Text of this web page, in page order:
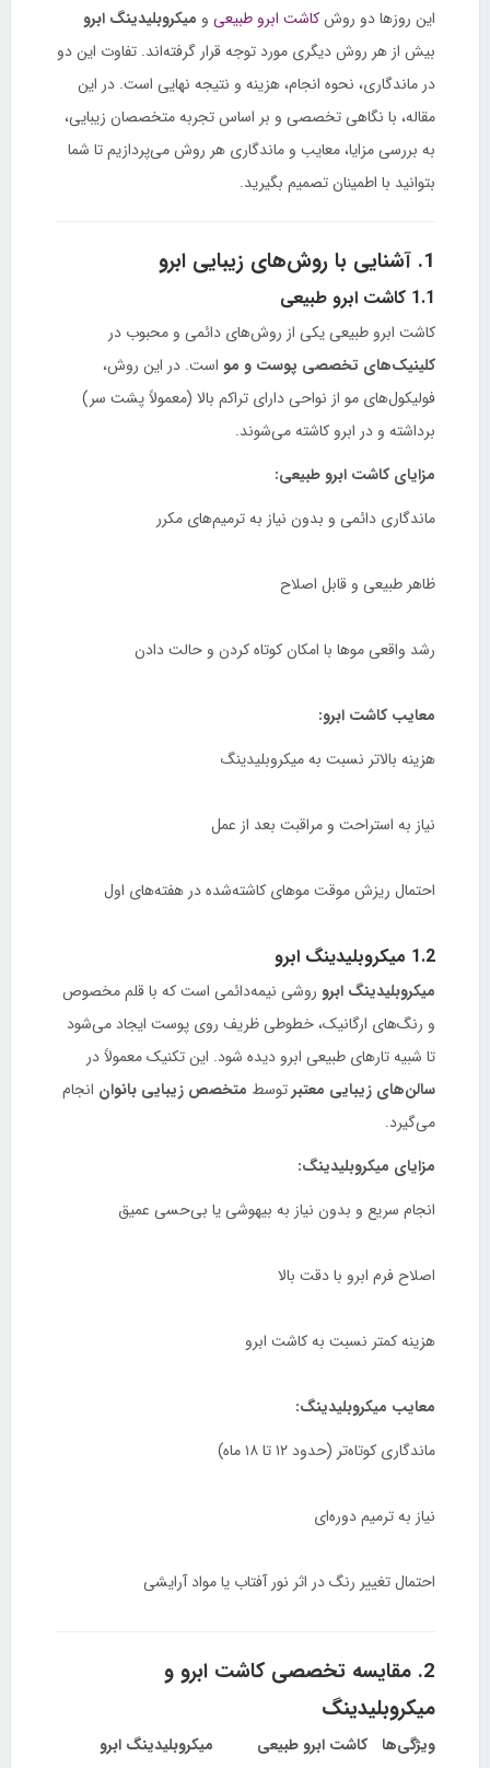
این روزها دو روشکاشت ابرو طبیعی و میکروبلیدینگ ابرو
بیش از هر روش دیگری مورد توجه قرار گرفته‌اند. تفاوت این دو
در ماندگاری، نحوه انجام، هزینه و نتیجه نهایی است. در این
مقاله، با نگاهی تخصصی و بر اساس تجربه متخصصان زیبایی،
به بررسی مزایا، معایب و ماندگاری هر روش می‌پردازیم تا شما
بتوانید با اطمینان تصمیم بگیرید.
1. آشنایی با روش‌های زیبایی ابرو
1.1 کاشت ابرو طبیعی
کاشت ابرو طبیعی یکی از روش‌های دائمی و محبوب در
کلینیک‌های تخصصی پوست و مو است. در این روش،
فولیکول‌های مو از نواحی دارای تراکم بالا (معمولاً پشت سر)
برداشته و در ابرو کاشته می‌شوند.
مزایای کاشت ابرو طبیعی:
ماندگاری دائمی و بدون نیاز به ترمیم‌های مکرر
ظاهر طبیعی و قابل اصلاح
رشد واقعی موها با امکان کوتاه کردن و حالت دادن
معایب کاشت ابرو:
هزینه بالاتر نسبت به میکروبلیدینگ
نیاز به استراحت و مراقبت بعد از عمل
احتمال ریزش موقت موهای کاشته‌شده در هفته‌های اول
1.2 میکروبلیدینگ ابرو
میکروبلیدینگ ابرو روشی نیمه‌دائمی است که با قلم مخصوص
و رنگ‌های ارگانیک، خطوطی ظریف روی پوست ایجاد می‌شود
تا شبیه تارهای طبیعی ابرو دیده شود. این تکنیک معمولاً در
سالن‌های زیبایی معتبرتوسط متخصص زیبایی بانوان انجام
می‌گیرد.
مزایای میکروبلیدینگ:
انجام سریع و بدون نیاز به بیهوشی یا بی‌حسی عمیق
اصلاح فرم ابرو با دقت بالا
هزینه کمتر نسبت به کاشت ابرو
معایب میکروبلیدینگ:
ماندگاری کوتاه‌تر (حدود ۱۲ تا ۱۸ ماه)
نیاز به ترمیم دوره‌ای
احتمال تغییر رنگ در اثر نور آفتاب یا مواد آرایشی
2. مقایسه تخصصی کاشت ابرو و
میکروبلیدینگ
ویژگی‌ها کاشت ابرو طبیعی
میکروبلیدینگ ابرو